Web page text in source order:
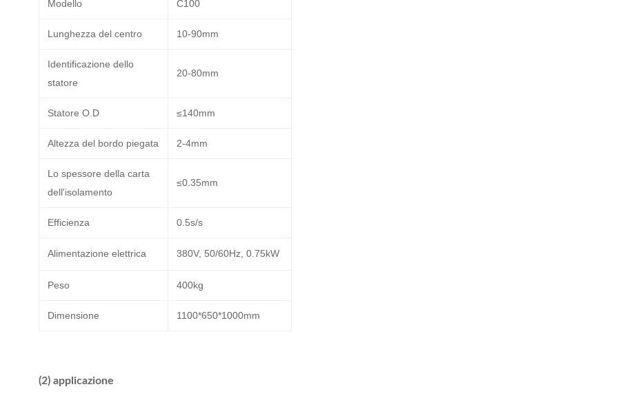
Modello C100
Lunghezza del centro 10-90mm
Identificazione dello
statore
20-80mm
Statore O.D ≤140mm
Altezza del bordo piegata 2-4mm
Lo spessore della carta
dell'isolamento
≤0.35mm
Efficienza 0.5s/s
Alimentazione elettrica 380V, 50/60Hz, 0.75kW
Peso 400kg
Dimensione 1100*650*1000mm
(2) applicazione